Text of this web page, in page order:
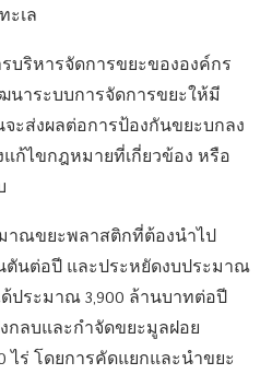
เล
บริหารจัดการขยะขององค์กร
าระบบการจัดการขยะให้มี
ะส่งผลต่อการป้องกันขยะบกลง
แก้ไขกฎหมายที่เกี่ยวข้อง หรือ
าณขยะพลาสติกที่ต้องนำไป
ตันต่อปี และประหยัดงบประมาณ
ประมาณ 3,900 ล้านบาทต่อปี
ลบและกำจัดขยะมูลฝอย
ไร่ โดยการคัดแยกและนำขยะ